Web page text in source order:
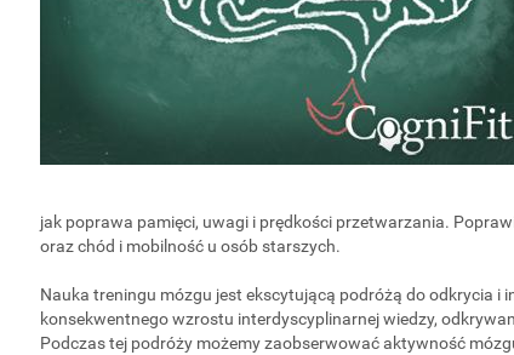
jak poprawa pamięci, uwagi i prędkości przetwarzania.
oraz chód i mobilność u osób starszych.
Nauka treningu mózgu jest ekscytującą podróżą do odkrycia
konsekwentnego wzrostu interdyscyplinarnej wiedzy,
Podczas tej podróży możemy zaobserwować aktywność